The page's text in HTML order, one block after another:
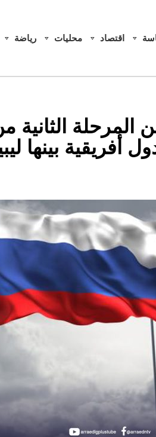
اقتصاد محليات رياضة
الثانية